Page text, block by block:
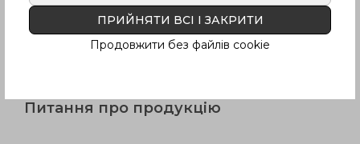
Питання про продукцію
ПРИЙНЯТИ ВСІ І ЗАКРИТИ
Продовжити без файлів cookie